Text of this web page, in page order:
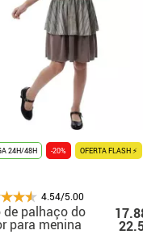
24H/48H -20% OFERTA FLASH ⚡
4.54/5.00
de palhaço do
para menina